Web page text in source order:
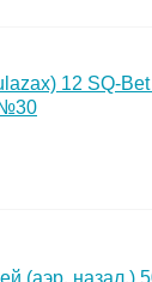
12 SQ-Bet
(аэр. назал.)